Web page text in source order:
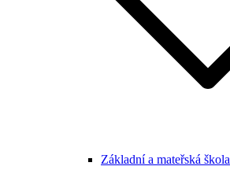
Základní a mateřská škola